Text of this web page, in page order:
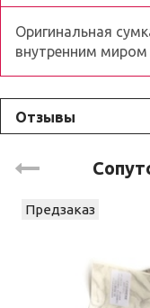
Оригинальная
внутренним миром
Отзывы
Предзаказ